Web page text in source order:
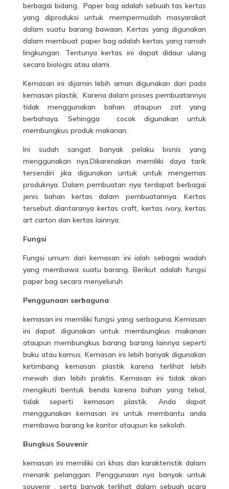
berbagai bidang. Paper bag adalah sebuah tas kertas
yang diproduksi untuk mempermudah masyarakat
dalam suatu barang bawaan. Kertas yang digunakan
dalam membuat paper bag adalah kertas yang ramah
lingkungan. Tentunya kertas ini dapat didaur ulang
secara biologis atau alami.
Kemasan ini dijamin lebih aman digunakan dari pada
kemasan plastik. Karena dalam proses pembuatannya
tidak menggunakan bahan ataupun zat yang
berbahaya. Sehingga cocok digunakan untuk
membungkus produk makanan.
Ini sudah sangat banyak pelaku bisnis yang
menggunakan nya.Dikarenakan memiliki daya tarik
tersendiri jika digunakan untuk untuk mengemas
produknya. Dalam pembuatan nya terdapat berbagai
jenis bahan kertas dalam pembuatannya. Kertas
tersebut diantaranya kertas craft, kertas ivory, kertas
art carton dan kertas lainnya.
Fungsi
Fungsi umum dari kemasan ini ialah sebagai wadah
yang membawa suatu barang. Berikut adalah fungsi
paper bag secara menyeluruh
Penggunaan serbaguna
kemasan ini memiliki fungsi yang serbaguna. Kemasan
ini dapat digunakan untuk membungkus makanan
ataupun membungkus barang barang lainnya seperti
buku atau kamus. Kemasan ini lebih banyak digunakan
ketimbang kemasan plastik karena terlihat lebih
mewah dan lebih praktis. Kemasan ini tidak akan
mengikuti bentuk benda karena bahan yang tebal,
tidak seperti kemasan plastik. Anda dapat
menggunakan kemasan ini untuk membantu anda
membawa barang ke kantor ataupun ke sekolah.
Bungkus Souvenir
kemasan ini memiliki ciri khas dan karakteristik dalam
menarik pelanggan. Penggunaan nya banyak untuk
souvenir , serta banyak terlihat dalam sebuah acara